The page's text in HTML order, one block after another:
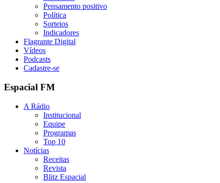
Pensamento positivo
Política
Sorteios
Indicadores
Flagrante Digital
Vídeos
Podcasts
Cadastre-se
Espacial FM
A Rádio
Institucional
Equipe
Programas
Top 10
Notícias
Receitas
Revista
Blitz Espacial